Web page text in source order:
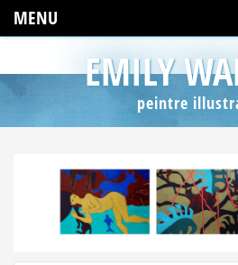
MENU
EMILY
peintre